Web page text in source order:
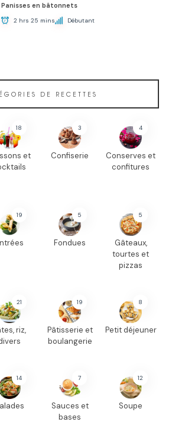
Panisses en bâtonnets
2 hrs 25 mins Débutant
DE RECETTES
18
et
3
Confiserie
4
Conserves et
confitures
19 5
Fondues
5
Gâteaux,
tourtes et
pizzas
21
riz,
19
Pâtisserie et
boulangerie
8
Petit déjeuner
14 7
Sauces et
bases
12
Soupe